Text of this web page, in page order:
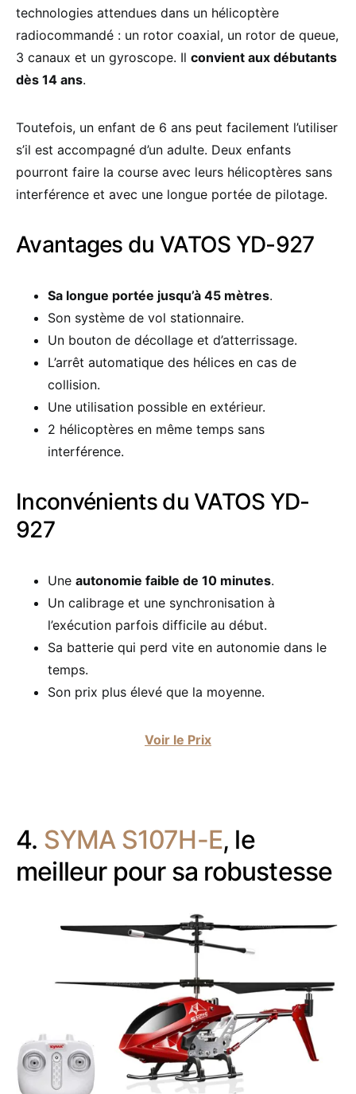
technologies attendues dans un hélicoptère
radiocommandé : un rotor coaxial, un rotor de queue,
3 canaux et un gyroscope. Il convient aux débutants
dès 14 ans.
Toutefois, un enfant de 6 ans peut facilement l’utiliser
s’il est accompagné d’un adulte. Deux enfants
pourront faire la course avec leurs hélicoptères sans
interférence et avec une longue portée de pilotage.
Avantages du VATOS YD-927
Sa longue portée jusqu’à 45 mètres.
Son système de vol stationnaire.
Un bouton de décollage et d’atterrissage.
L’arrêt automatique des hélices en cas de
collision.
Une utilisation possible en extérieur.
2 hélicoptères en même temps sans
interférence.
Inconvénients du VATOS YD-
927
Une autonomie faible de 10 minutes.
Un calibrage et une synchronisation à
l’exécution parfois difficile au début.
Sa batterie qui perd vite en autonomie dans le
temps.
Son prix plus élevé que la moyenne.
Voir le Prix
4. SYMA S107H-E, le
meilleur pour sa robustesse